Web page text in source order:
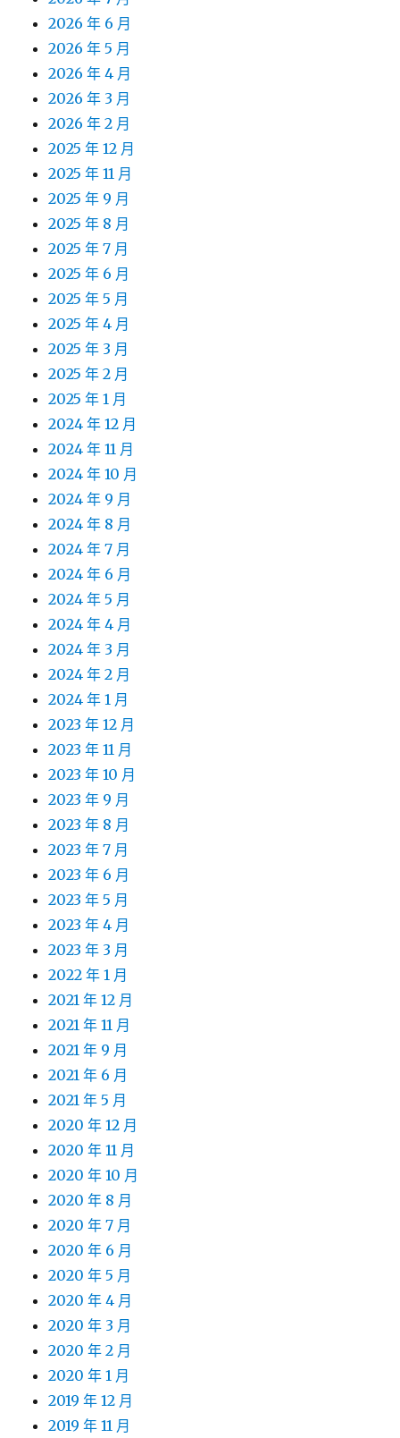
2026 年 6 月
2026 年 5 月
2026 年 4 月
2026 年 3 月
2026 年 2 月
2025 年 12 月
2025 年 11 月
2025 年 9 月
2025 年 8 月
2025 年 7 月
2025 年 6 月
2025 年 5 月
2025 年 4 月
2025 年 3 月
2025 年 2 月
2025 年 1 月
2024 年 12 月
2024 年 11 月
2024 年 10 月
2024 年 9 月
2024 年 8 月
2024 年 7 月
2024 年 6 月
2024 年 5 月
2024 年 4 月
2024 年 3 月
2024 年 2 月
2024 年 1 月
2023 年 12 月
2023 年 11 月
2023 年 10 月
2023 年 9 月
2023 年 8 月
2023 年 7 月
2023 年 6 月
2023 年 5 月
2023 年 4 月
2023 年 3 月
2022 年 1 月
2021 年 12 月
2021 年 11 月
2021 年 9 月
2021 年 6 月
2021 年 5 月
2020 年 12 月
2020 年 11 月
2020 年 10 月
2020 年 8 月
2020 年 7 月
2020 年 6 月
2020 年 5 月
2020 年 4 月
2020 年 3 月
2020 年 2 月
2020 年 1 月
2019 年 12 月
2019 年 11 月